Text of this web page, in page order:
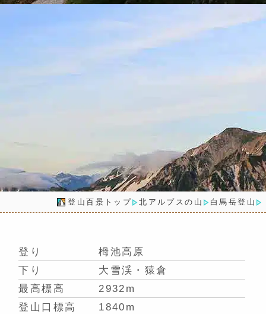
登山百景トップ 北アルプスの山 白馬岳登山
登り
栂池高原
下り
大雪渓・猿倉
最高標高
2932m
登山口標高
1840m